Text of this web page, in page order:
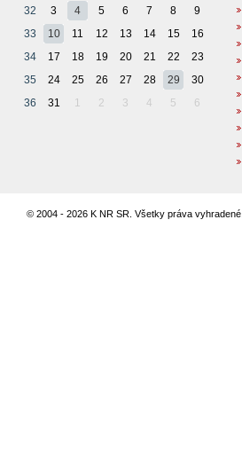
32
3 4 5 6 7 8
9
33
10 11 12 13 14 15
16
34
17 18 19 20 21 22
23
35
24 25 26 27 28 29
30
36
31 1 2 3 4 5 6
© 2004 - 2026 K NR SR. Všetky práva vyhradené.